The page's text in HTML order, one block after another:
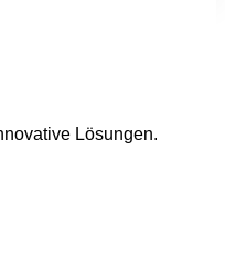
Lösungen.